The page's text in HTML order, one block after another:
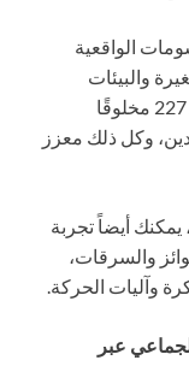
الواقعية
والبيئات
الواقعية والرسومات التفصيلية المحسنة لـ 227 مخلوقًا
وكل ذلك معزز
في لعبة ريد ديد ريدمبشن 2، يمكنك أيضاً تجربة
والسرقات،
وآليات الحركة.
عبر